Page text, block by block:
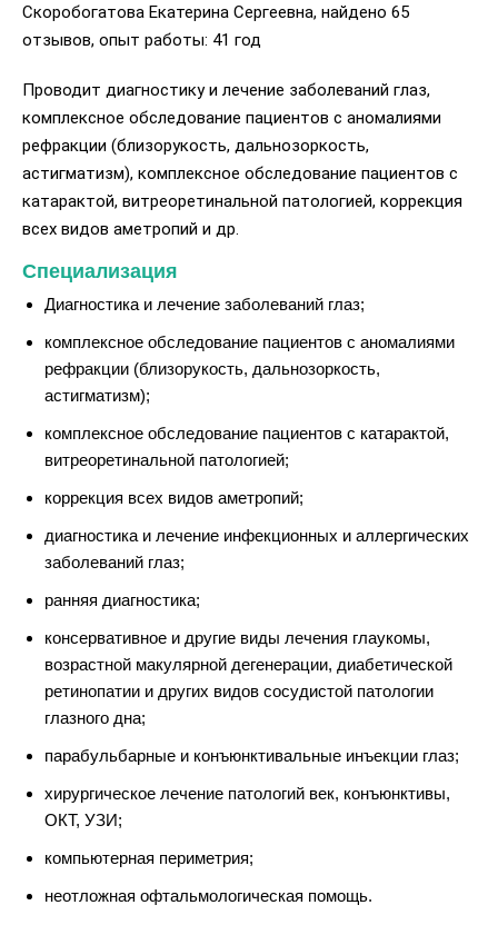
Скоробогатова Екатерина Сергеевна, найдено 65
отзывов, опыт работы: 41 год
Проводит диагностику и лечение заболеваний глаз,
комплексное обследование пациентов с аномалиями
рефракции (близорукость, дальнозоркость,
астигматизм), комплексное обследование пациентов с
катарактой, витреоретинальной патологией, коррекция
всех видов аметропий и др.
Специализация
Диагностика и лечение заболеваний глаз;
комплексное обследование пациентов с аномалиями
рефракции (близорукость, дальнозоркость,
астигматизм);
комплексное обследование пациентов с катарактой,
витреоретинальной патологией;
коррекция всех видов аметропий;
диагностика и лечение инфекционных и аллергических
заболеваний глаз;
ранняя диагностика;
консервативное и другие виды лечения глаукомы,
возрастной макулярной дегенерации, диабетической
ретинопатии и других видов сосудистой патологии
глазного дна;
парабульбарные и конъюнктивальные инъекции глаз;
хирургическое лечение патологий век, конъюнктивы,
ОКТ, УЗИ;
компьютерная периметрия;
неотложная офтальмологическая помощь.